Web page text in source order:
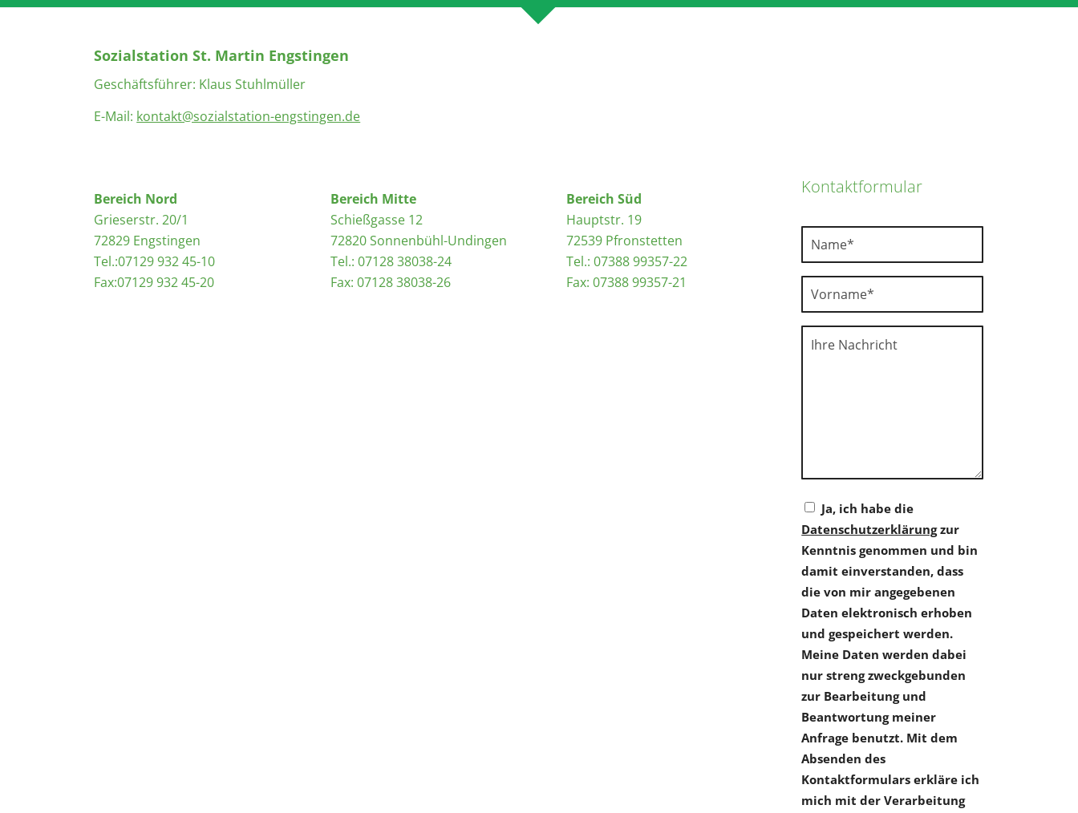
Sozialstation St. Martin Engstingen
Geschäftsführer: Klaus Stuhlmüller
E-Mail: kontakt@sozialstation-engstingen.de
Bereich Nord
Grieserstr. 20/1
72829 Engstingen
Tel.:07129 932 45-10
Fax:07129 932 45-20
Bereich Mitte
Schießgasse 12
72820 Sonnenbühl-Undingen
Tel.: 07128 38038-24
Fax: 07128 38038-26
Bereich Süd
Hauptstr. 19
72539 Pfronstetten
Tel.: 07388 99357-22
Fax: 07388 99357-21
Kontakt­formular
Ja, ich habe die
Datenschutzerklärungzur
Kenntnis genommen und bin
damit einverstanden, dass
die von mir angegebenen
Daten elektronisch erhoben
und gespeichert werden.
Meine Daten werden dabei
nur streng zweckgebunden
zur Bearbeitung und
Beantwortung meiner
Anfrage benutzt. Mit dem
Absenden des
Kontaktformulars erkläre ich
mich mit der Verarbeitung